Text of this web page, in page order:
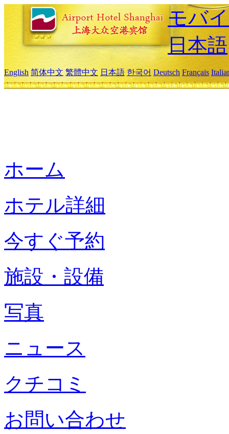
モバ
日本語
English 简体中文 繁體中文 日本語 한국어 Deutsch Français
ホーム
ホテル詳細
今すぐ予約
施設・設備
写真
ニュース
クチコミ
お問い合わせ